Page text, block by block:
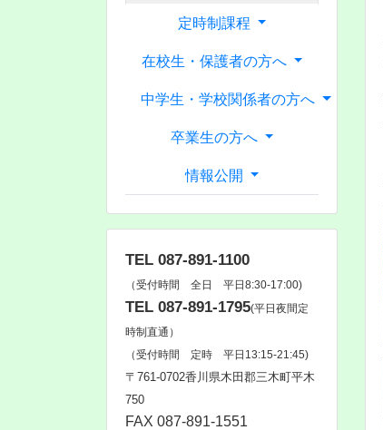
定時制課程
在校生・保護者の方へ
中学生・学校関係者の方へ
卒業生の方へ
情報公開
TEL 087-891-1100
（受付時間 全日 平日8:30-17:00)
TEL 087-891-1795(平日夜間定
時制直通）
（受付時間 定時 平日13:15-21:45)
〒761‐0702香川県木田郡三木町平木
750
FAX 087-891-1551